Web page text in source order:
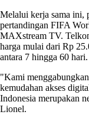
Melalui kerja sama ini,
pertandingan FIFA
MAXstream TV.
harga mulai dari Rp
antara 7 hingga 60 hari.
"Kami
kemudahan akses
Indonesia merupakan
Lionel.